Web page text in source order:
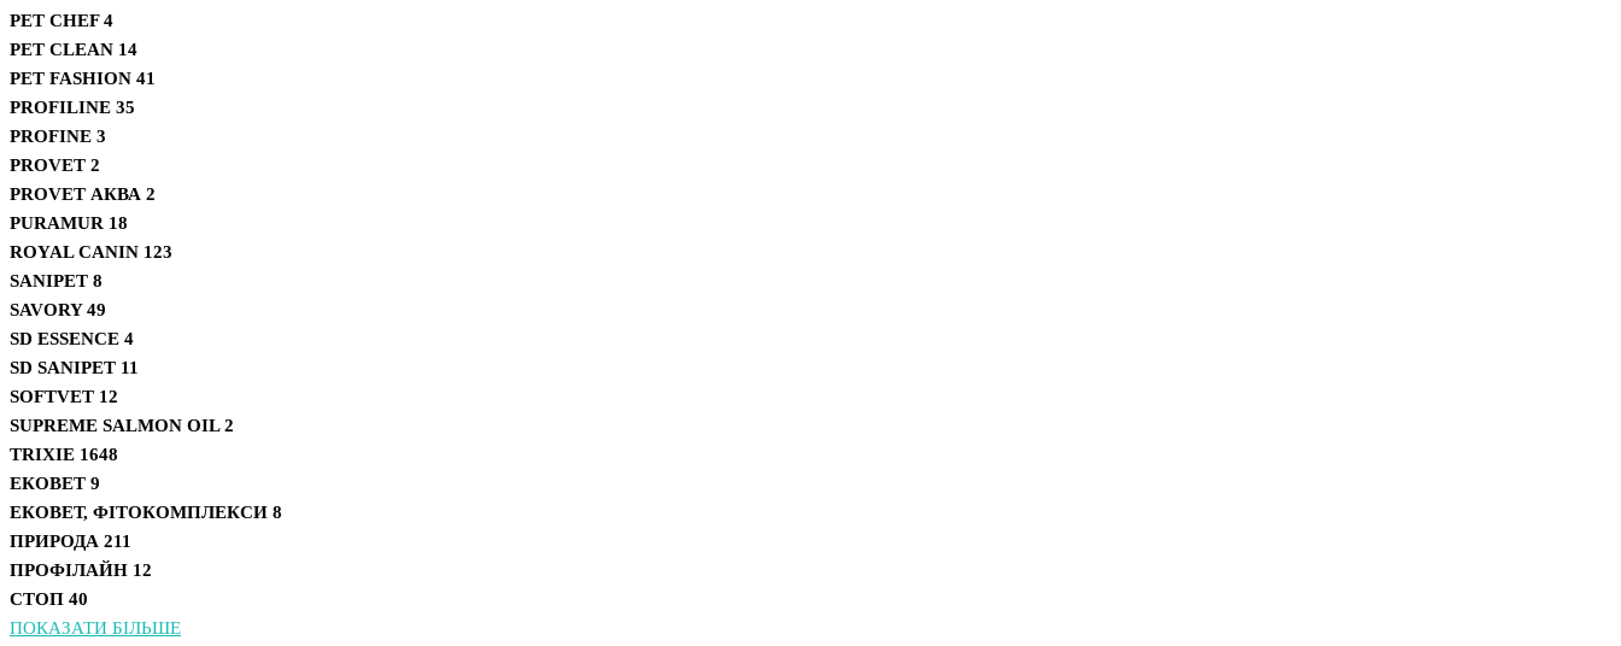
PET CHEF4
PET CLEAN 14
PET FASHION 41
PROFILINE 35
PROFINE 3
PROVET 2
PROVET АКВА 2
PURAMUR 18
ROYAL CANIN 123
SANIPET 8
SAVORY49
SD ESSENCE 4
SD SANIPET 11
SOFTVET 12
SUPREME SALMON OIL2
TRIXIE 1648
ЕКОВЕТ 9
ЕКОВЕТ, ФІТОКОМПЛЕКСИ 8
ПРИРОДА 211
ПРОФІЛАЙН 12
СТОП 40
ПОКАЗАТИ БІЛЬШЕ